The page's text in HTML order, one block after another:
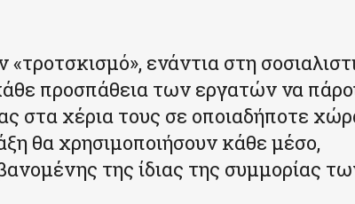
«τροτσκισμό», ενάντια στη
προσπάθεια των εργατών να
στα χέρια τους σε οποιαδήποτε
θα χρησιμοποιήσουν κάθε μέσο,
της ίδιας της συμμορίας